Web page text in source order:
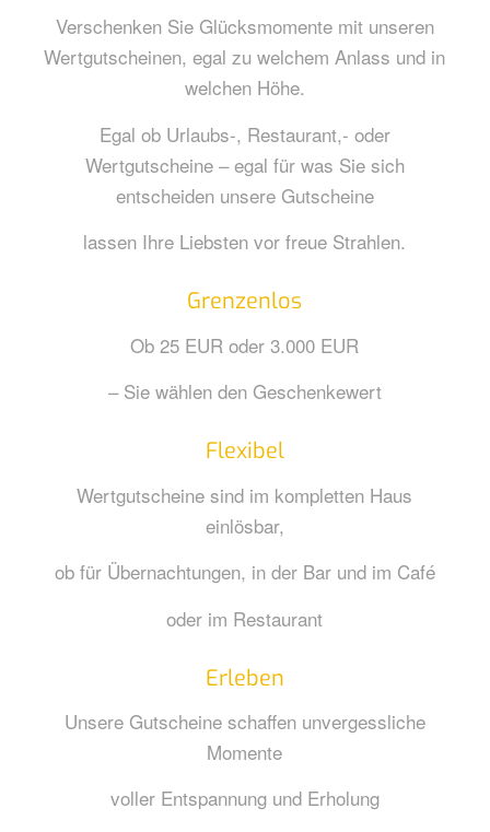
Verschenken Sie Glücksmomente mit unseren
Wertgutscheinen, egal zu welchem Anlass und in
welchen Höhe.
Egal ob Urlaubs-, Restaurant,- oder
Wertgutscheine – egal für was Sie sich
entscheiden unsere Gutscheine
lassen Ihre Liebsten vor freue Strahlen.
Grenzenlos
Ob 25 EUR oder 3.000 EUR
– Sie wählen den Geschenkewert
Flexibel
Wertgutscheine sind im kompletten Haus
einlösbar,
ob für Übernachtungen, in der Bar und im Café
oder im Restaurant
Erleben
Unsere Gutscheine schaffen unvergessliche
Momente
voller Entspannung und Erholung